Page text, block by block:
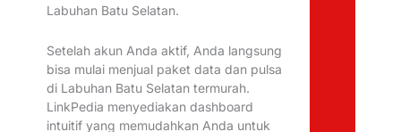
Labuhan Batu Selatan.
Setelah akun Anda aktif, Anda langsung
bisa mulai menjual paket data dan pulsa
di Labuhan Batu Selatan termurah.
LinkPedia menyediakan dashboard
intuitif yang memudahkan Anda untuk